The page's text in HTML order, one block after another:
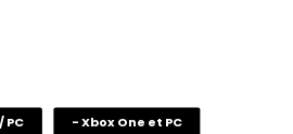
PC - Xbox One et PC